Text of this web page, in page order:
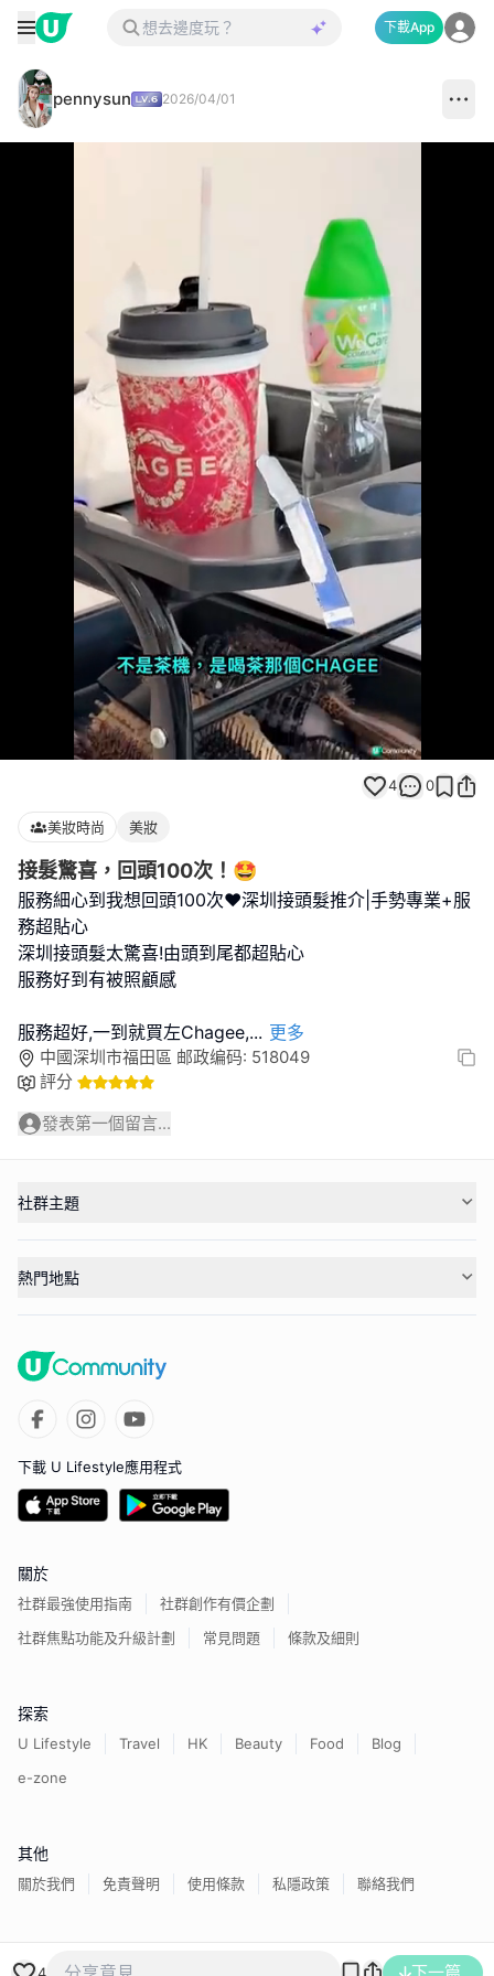
下載App
pennysun 2026/04/01
Loaded:
100.00%
4 0
美妝時尚 美妝
接髮驚喜，回頭100次！🤩
服務細心到我想回頭100次❤️深圳接頭髮推介|手勢專業+服
務超貼心
深圳接頭髮太驚喜!由頭到尾都超貼心
服務好到有被照顧感
服務超好,一到就買左Chagee,... 更多
中國深圳市福田區 邮政编码: 518049
評分
發表第一個留言...
4
社群主題
熱門地點
下載 U Lifestyle應用程式
關於
社群最強使用指南
社群創作有價企劃
社群焦點功能及升級計劃
常見問題 條款及細則
探索
U Lifestyle Travel HK Beauty Food
Blog
e-zone
其他
關於我們 免責聲明 使用條款 私隱政策 聯絡我們
香港經濟日報版權所有©